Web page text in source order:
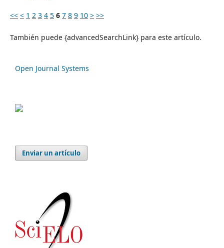
<< < 1 2 3 4 5 6 7 8 9 10 > >>
También puede {advancedSearchLink} para este artículo.
Open Journal Systems
Enviar un artículo